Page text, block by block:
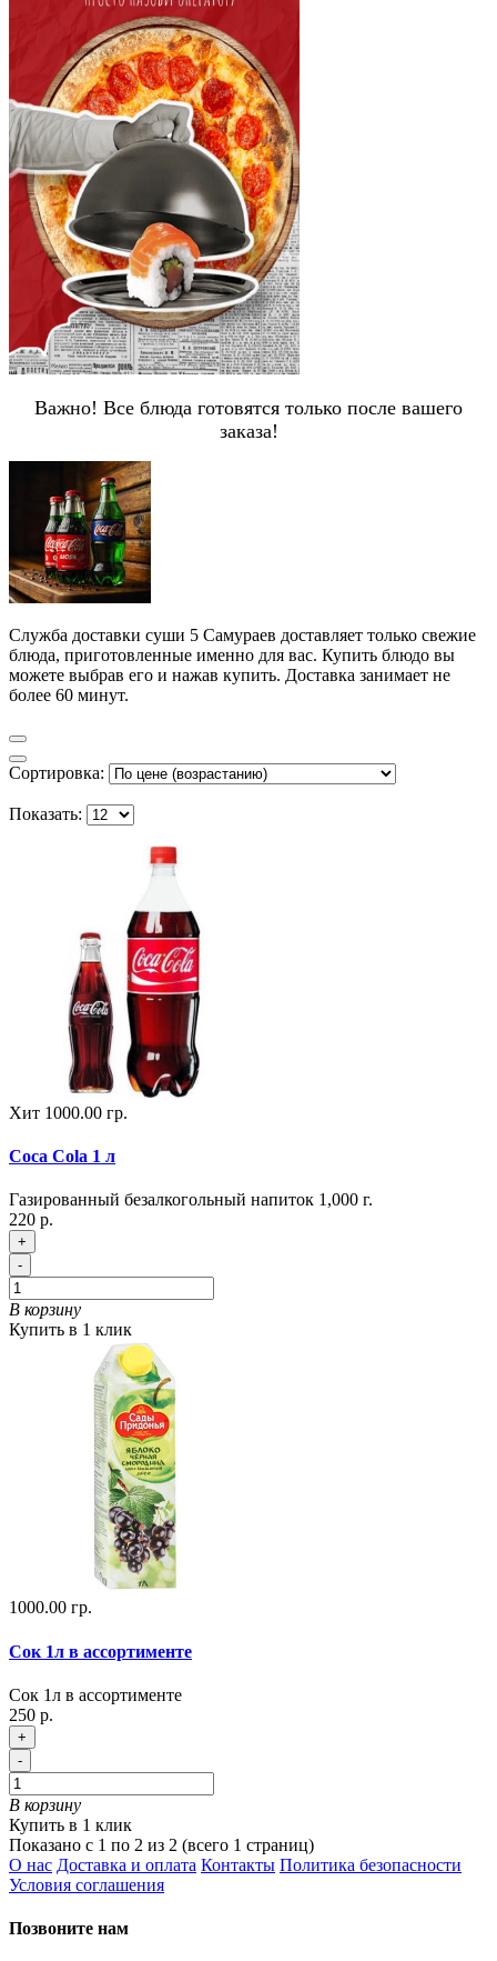
Важно! Все блюда готовятся только после вашего
заказа!
Служба доставки суши 5 Самураев доставляет только свежие
блюда, приготовленные именно для вас. Купить блюдо вы
можете выбрав его и нажав купить. Доставка занимает не
более 60 минут.
Сортировка:
Показать:
Хит 1000.00 гр.
Coca Cola 1 л
Газированный безалкогольный напиток 1,000 г.
220 р.
+
-
В корзину
Купить в 1 клик
1000.00 гр.
Сок 1л в ассортименте
Сок 1л в ассортименте
250 р.
+
-
В корзину
Купить в 1 клик
Показано с 1 по 2 из 2 (всего 1 страниц)
О нас Доставка и оплата Контакты Политика безопасности
Условия соглашения
Позвоните нам